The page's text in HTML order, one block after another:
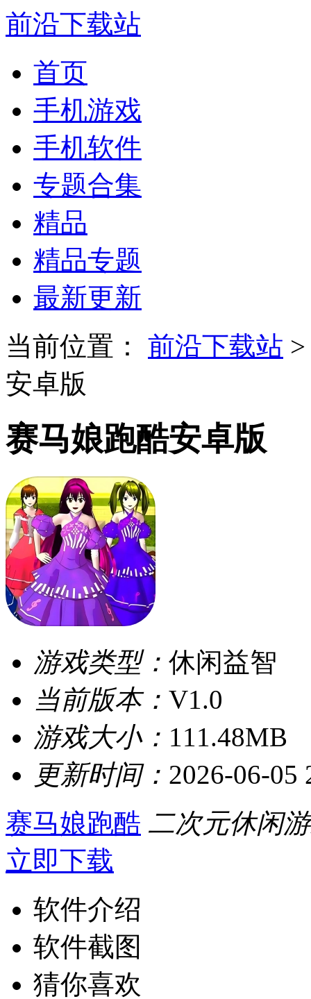
前沿下载站
首页
手机游戏
手机软件
专题合集
精品
精品专题
最新更新
当前位置：
前沿下载站
安卓版
赛马娘跑酷安卓版
游戏类型： 休闲益智
当前版本： V1.0
游戏大小： 111.48MB
更新时间： 2026-06-05
赛马娘跑酷 二次元休闲
立即下载
软件介绍
软件截图
猜你喜欢